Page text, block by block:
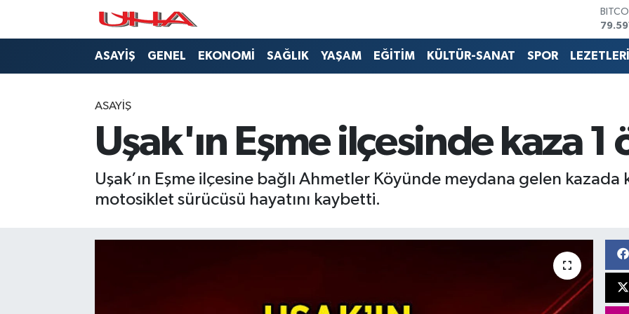
ASAYİŞ GENEL EKONOMİ SAĞLIK YAŞAM EĞİTİM KÜLTÜR-SANAT SPOR
ASAYİŞ
Uşak'ın Eşme ilçesinde kaza 1
Uşak’ın Eşme ilçesine bağlı Ahmetler Köyünde meydana gelen kazada
motosiklet sürücüsü hayatını kaybetti.
Nöbetçi Eczaneler
Namaz Vakitleri
Puan Durumu ve Fikstür